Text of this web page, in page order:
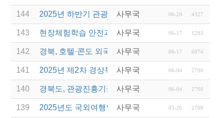
144 2025년 하반기 관광진흥개발기금 융지지원 공고 안
사무국 06-20 4327
143 현장체험학습 안전과정(재강습) 교육 실시
사무국 06-17 1293
142 경북, 호텔·콘도 외국인력 합법 고용 허용…관광업
사무국 06-17 6974
141 2025년 제2차 경상북도 관광진흥기금 융자사업 공고
사무국 06-04 2700
140 경북도, 관광진흥기금 융자 2차 지원, 관광으로 산
사무국 06-04 2760
139 2025년도 국외여행인솔자(T/C) 소양교육(2차) 실
사무국 05-26 2708